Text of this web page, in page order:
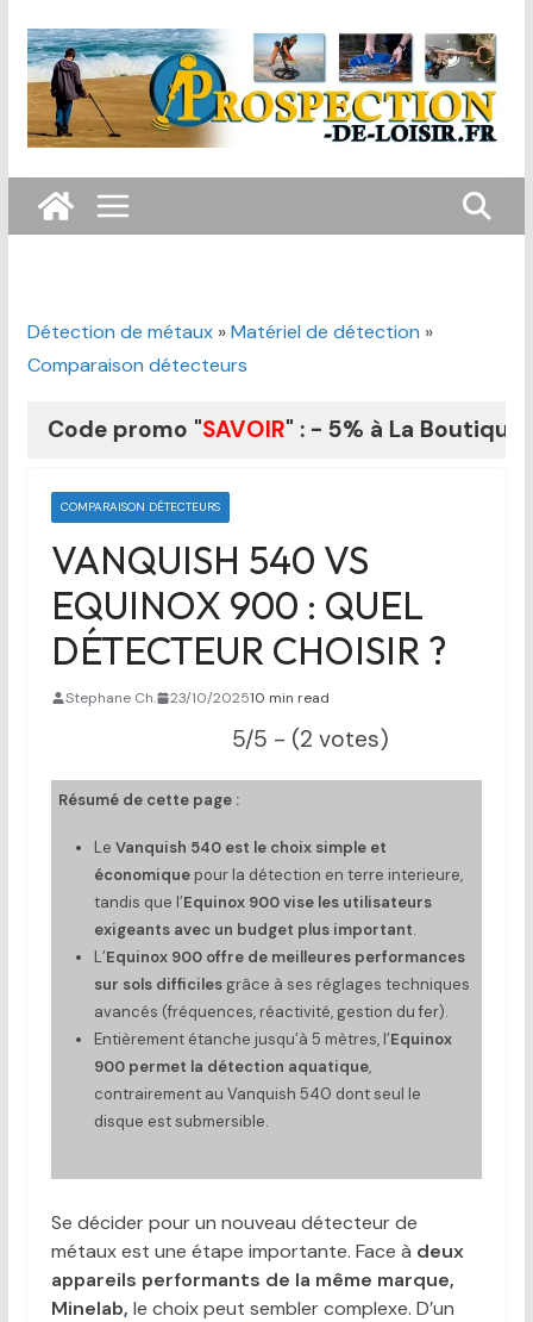
au
contenu
Détection de métaux»Matériel de détection »
Comparaison détecteurs
promo "SAVOIR" : - 5% à La Boutique du
COMPARAISON DÉTECTEURS
VANQUISH 540 VS
EQUINOX 900 : QUEL
DÉTECTEUR CHOISIR ?
Stephane Ch. 23/10/202510 min read
5/5 - (2 votes)
Résumé de cette page :
LeVanquish 540 est le choix simple et
économique pour la détection en terre interieure,
tandis que l’Equinox 900 vise les utilisateurs
exigeants avec un budget plus important.
L’Equinox 900 offre de meilleures performances
sur sols difficiles grâce à ses réglages techniques
avancés (fréquences, réactivité, gestion du fer).
Entièrement étanche jusqu’à 5 mètres, l’Equinox
900 permet la détection aquatique,
contrairement au Vanquish 540 dont seul le
disque est submersible.
Se décider pour un nouveau détecteur de
métaux est une étape importante. Face à deux
appareils performants de la même marque,
Minelab, le choix peut sembler complexe. D’un